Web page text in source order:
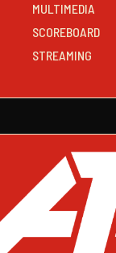
MULTIMEDIA
SCOREBOARD
STREAMING